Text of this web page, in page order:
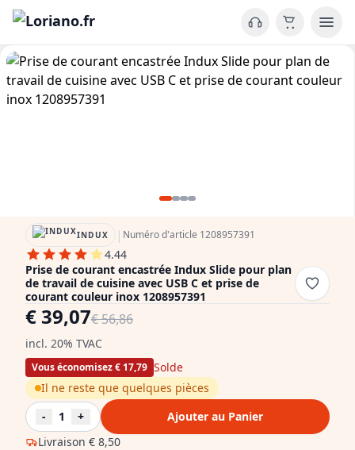
INDUX | Numéro d'article 1208957391
4.44
Prise de courant encastrée Indux Slide pour plan
de travail de cuisine avec USB C et prise de
courant couleur inox 1208957391
€ 39,07€ 56,86
incl. 20% TVAC
Vous économisez € 17,79 Solde
Livraison € 8,50
Il ne reste que quelques pièces
-
1 + Ajouter au Panier